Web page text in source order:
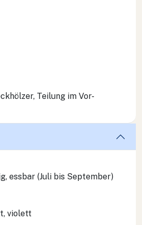
Teilung im Vor-
essbar (Juli bis September)
violett